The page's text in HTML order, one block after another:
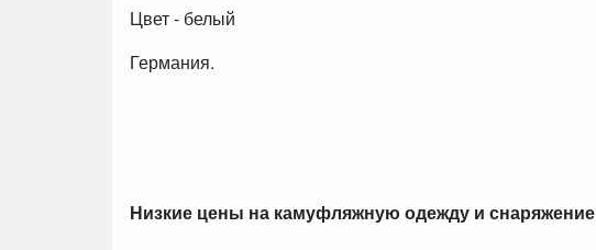
Цвет - белый
Германия.
Низкие цены на камуфляжную одежду и снаряжение